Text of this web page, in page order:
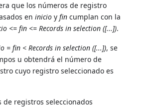
que los números de registro
eninicio yfin cumplan con la
<= fin <= Records in selection ([...]).
= fin < Records in selection ([...]), se
u obtendrá el número de
cuyo registro seleccionado es
de registros seleccionados